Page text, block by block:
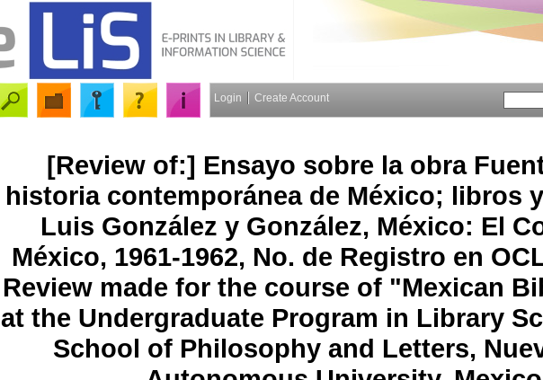
Login Create Account
[Review of:] Ensayo sobre la obra
historia contemporánea de México; libros
Luis González y González, México: El
México, 1961-1962, No. de Registro en
Review made for the course of "Mexican
at the Undergraduate Program in Library
School of Philosophy and Letters,